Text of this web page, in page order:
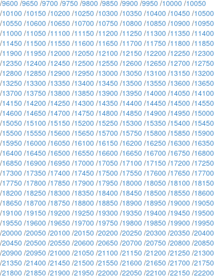
/9600 /9650 /9700 /9750 /9800 /9850 /9900 /9950 /10000 /10050
/10100 /10150 /10200 /10250 /10300 /10350 /10400 /10450 /10500
/10550 /10600 /10650 /10700 /10750 /10800 /10850 /10900 /10950
/11000 /11050 /11100 /11150 /11200 /11250 /11300 /11350 /11400
/11450 /11500 /11550 /11600 /11650 /11700 /11750 /11800 /11850
/11900 /11950 /12000 /12050 /12100 /12150 /12200 /12250 /12300
/12350 /12400 /12450 /12500 /12550 /12600 /12650 /12700 /12750
/12800 /12850 /12900 /12950 /13000 /13050 /13100 /13150 /13200
/13250 /13300 /13350 /13400 /13450 /13500 /13550 /13600 /13650
/13700 /13750 /13800 /13850 /13900 /13950 /14000 /14050 /14100
/14150 /14200 /14250 /14300 /14350 /14400 /14450 /14500 /14550
/14600 /14650 /14700 /14750 /14800 /14850 /14900 /14950 /15000
/15050 /15100 /15150 /15200 /15250 /15300 /15350 /15400 /15450
/15500 /15550 /15600 /15650 /15700 /15750 /15800 /15850 /15900
/15950 /16000 /16050 /16100 /16150 /16200 /16250 /16300 /16350
/16400 /16450 /16500 /16550 /16600 /16650 /16700 /16750 /16800
/16850 /16900 /16950 /17000 /17050 /17100 /17150 /17200 /17250
/17300 /17350 /17400 /17450 /17500 /17550 /17600 /17650 /17700
/17750 /17800 /17850 /17900 /17950 /18000 /18050 /18100 /18150
/18200 /18250 /18300 /18350 /18400 /18450 /18500 /18550 /18600
/18650 /18700 /18750 /18800 /18850 /18900 /18950 /19000 /19050
/19100 /19150 /19200 /19250 /19300 /19350 /19400 /19450 /19500
/19550 /19600 /19650 /19700 /19750 /19800 /19850 /19900 /19950
/20000 /20050 /20100 /20150 /20200 /20250 /20300 /20350 /20400
/20450 /20500 /20550 /20600 /20650 /20700 /20750 /20800 /20850
/20900 /20950 /21000 /21050 /21100 /21150 /21200 /21250 /21300
/21350 /21400 /21450 /21500 /21550 /21600 /21650 /21700 /21750
/21800 /21850 /21900 /21950 /22000 /22050 /22100 /22150 /22200